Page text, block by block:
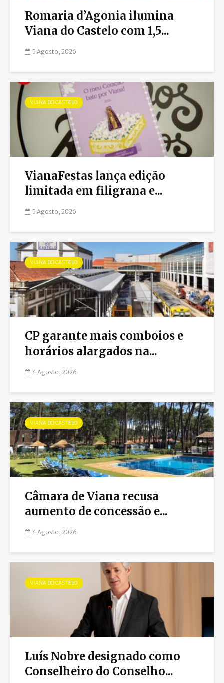
Romaria d’Agonia ilumina
Viana do Castelo com 1,5...
5 Agosto, 2026
VIANA DO CASTELO
VianaFestas lança edição
limitada em filigrana e...
5 Agosto, 2026
VIANA DO CASTELO
CP garante mais comboios e
horários alargados na...
4 Agosto, 2026
VIANA DO CASTELO
Câmara de Viana recusa
aumento de concessão e...
4 Agosto, 2026
VIANA DO CASTELO
Luís Nobre designado como
Conselheiro do Conselho...